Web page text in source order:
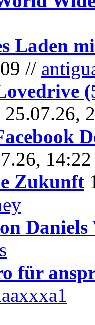
Laden
//
25.07.26,
Zukunft
für